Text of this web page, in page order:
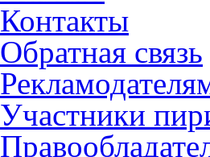
Контакты
Обратная связь
Участники